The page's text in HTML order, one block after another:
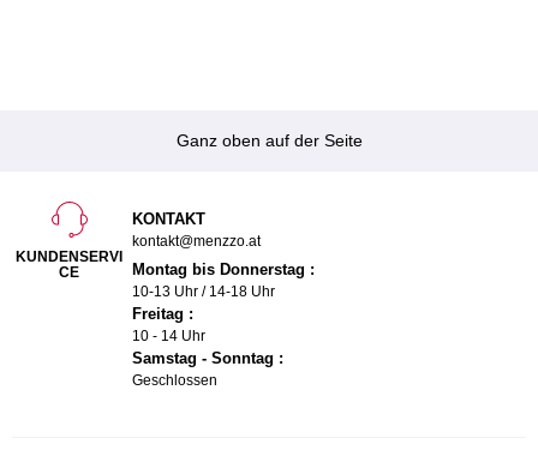
Ganz oben auf der Seite
KUNDENSERVI
CE
KONTAKT
kontakt@menzzo.at
Montag bis Donnerstag :
10-13 Uhr / 14-18 Uhr
Freitag :
10 - 14 Uhr
Samstag - Sonntag :
Geschlossen